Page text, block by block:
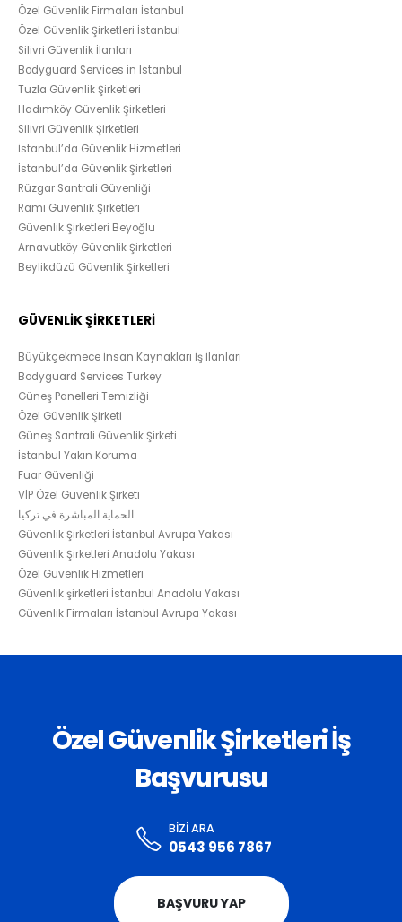
Özel Güvenlik Firmaları İstanbul
Özel Güvenlik Şirketleri İstanbul
Silivri Güvenlik İlanları
Bodyguard Services in Istanbul
Tuzla Güvenlik Şirketleri
Hadımköy Güvenlik Şirketleri
Silivri Güvenlik Şirketleri
İstanbul’da Güvenlik Hizmetleri
İstanbul’da Güvenlik Şirketleri
Rüzgar Santrali Güvenliği
Rami Güvenlik Şirketleri
Güvenlik Şirketleri Beyoğlu
Arnavutköy Güvenlik Şirketleri
Beylikdüzü Güvenlik Şirketleri
GÜVENLİK ŞİRKETLERİ
Büyükçekmece İnsan Kaynakları İş İlanları
Bodyguard Services Turkey
Güneş Panelleri Temizliği
Özel Güvenlik Şirketi
Güneş Santrali Güvenlik Şirketi
İstanbul Yakın Koruma
Fuar Güvenliği
VİP Özel Güvenlik Şirketi
الحماية المباشرة في تركيا
Güvenlik Şirketleri İstanbul Avrupa Yakası
Güvenlik Şirketleri Anadolu Yakası
Özel Güvenlik Hizmetleri
Güvenlik şirketleri İstanbul Anadolu Yakası
Güvenlik Firmaları İstanbul Avrupa Yakası
Özel Güvenlik Şirketleri İş
Başvurusu
BIZI ARA
0543 956 7867
BAŞVURU YAP